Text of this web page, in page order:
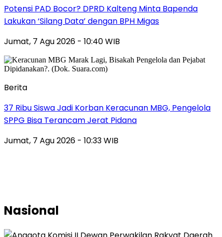
Potensi PAD Bocor? DPRD Kalteng Minta Bapenda
Lakukan ‘Silang Data’ dengan BPH Migas
Jumat, 7 Agu 2026 - 10:40 WIB
Berita
37 Ribu Siswa Jadi Korban Keracunan MBG, Pengelola
SPPG Bisa Terancam Jerat Pidana
Jumat, 7 Agu 2026 - 10:33 WIB
Nasional